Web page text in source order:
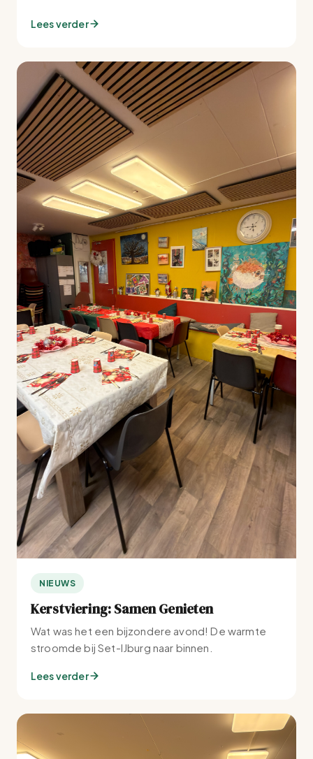
Lees verder
NIEUWS
Kerstviering: Samen Genieten
Wat was het een bijzondere avond! De warmte
stroomde bij Set-IJburg naar binnen.
Lees verder